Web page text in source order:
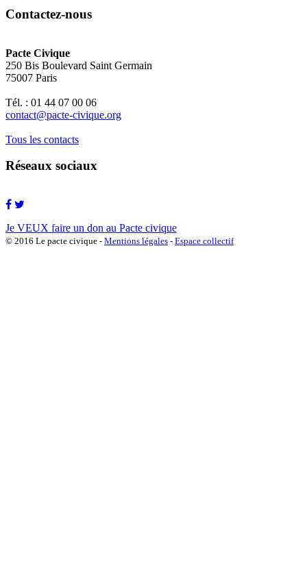
Contactez-nous
Pacte Civique
250 Bis Boulevard Saint Germain
75007 Paris
Tél. : 01 44 07 00 06
contact@pacte-civique.org
Tous les contacts
Réseaux sociaux
Je VEUX faire un don au Pacte civique
© 2016 Le pacte civique - Mentions légales - Espace collectif